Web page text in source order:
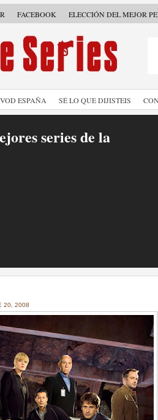
FACEBOOK ELECCIÓN DEL MEJOR
ESPAÑA SÉ LO QUE DIJISTEIS
series de la
temporadas de Game
mejores tráilers
20, 2008